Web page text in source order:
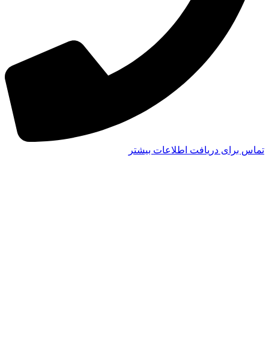
تماس برای دریافت اطلاعات بیشتر